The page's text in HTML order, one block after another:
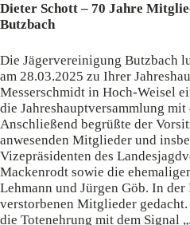
Dieter Schott – 70 Jahre
Butzbach
Die Jägervereinigung Butzbach
am 28.03.2025 zu Ihrer
Messerschmidt in Hoch-Weisel
die Jahreshauptversammlung
Anschließend begrüßte der
anwesenden Mitglieder und
Vizepräsidenten des
Mackenrodt sowie die
Lehmann und Jürgen Göb. In der
verstorbenen Mitglieder
die Totenehrung mit dem Signal